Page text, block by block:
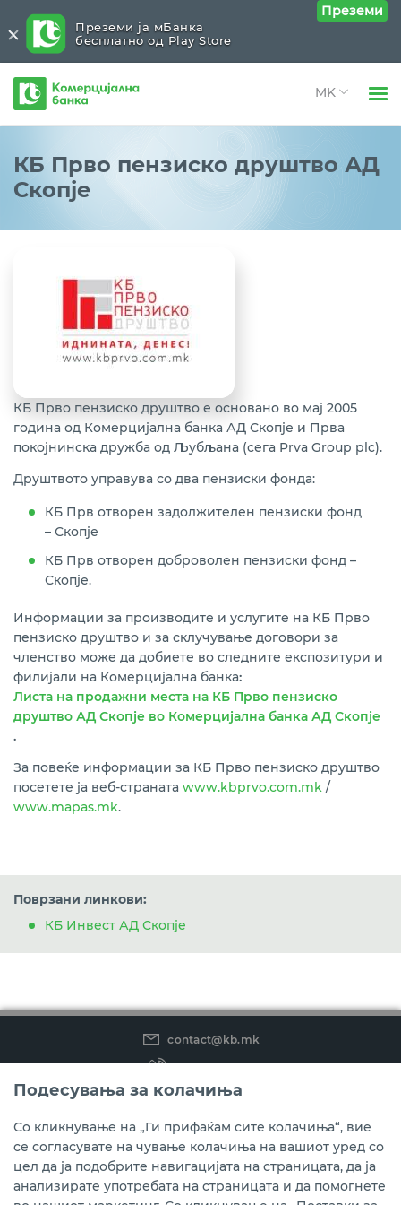
Open
Open
Правни лица
За нас
Close submenu (Друштва на Банката)
КБ Инвест АД Скопје
Комерцијална
банка
КБ Прво пензиско друштво АД
Скопје
КБ Прво пензиско друштво е основано во мај 2005
година од Комерцијална банка АД Скопје и Прва
покојнинска дружба од Љубљана (сега Prva Group plc).
Друштвото управува со два пензиски фонда:
КБ Прв отворен задолжителен пензиски фонд
– Скопје
КБ Прв отворен доброволен пензиски фонд –
Скопје.
Информации за производите и услугите на КБ Прво
пензиско друштво и за склучување договори за
членство може да добиете во следните експозитури и
филијали на Комерцијална банка:
Листа на продажни места на КБ Прво пензиско
друштво АД Скопје во Комерцијална банка АД Скопје
.
За повеќе информации за КБ Прво пензиско друштво
посетете ја веб-страната www.kbprvo.com.mk /
www.mapas.mk.
Поврзани линкови:
КБ Инвест АД Скопје
contact@kb.mk
(02) 3 296 800
Instagram
LinkedIn
Youtube
Преземете ја мобилната апликација мБанка.
Подесувања за колачиња
Со кликнување на „Ги прифаќам сите колачиња“, вие
се согласувате на чување колачиња на вашиот уред со
цел да ја подобрите навигацијата на страницата, да ја
анализирате употребата на страницата и да помогнете
Преземи ја мБанка
бесплатно од Play Store
Преземи